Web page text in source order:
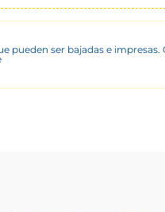
pueden ser bajadas e